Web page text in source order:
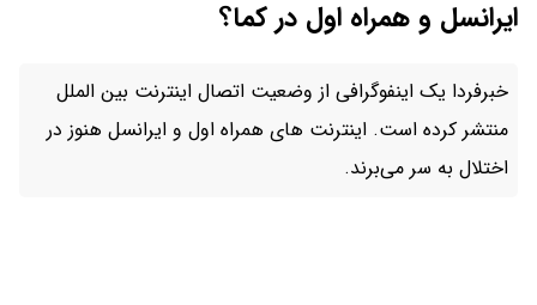
ایرانسل و همراه اول در کما؟
خبرفردا یک اینفوگرافی از وضعیت اتصال اینترنت بین الملل
منتشر کرده است. اینترنت های همراه اول و ایرانسل هنوز در
اختلال به سر می‌برند.